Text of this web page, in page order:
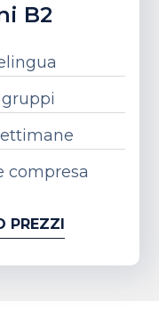
B2
compresa
PREZZI